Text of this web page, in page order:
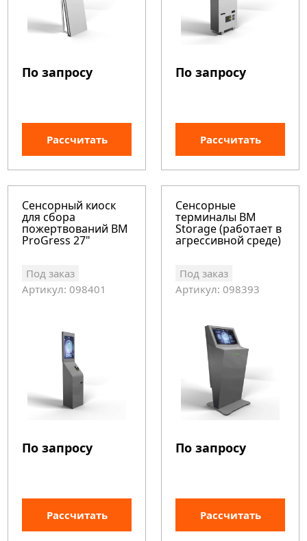
По запросу
Рассчитать
По запросу
Рассчитать
Сенсорный киоск
для сбора
пожертвований BM
ProGress 27"
Под заказ
Артикул: 098401
По запросу
Рассчитать
Сенсорные
терминалы BM
Storage (работает в
агрессивной среде)
Под заказ
Артикул: 098393
По запросу
Рассчитать